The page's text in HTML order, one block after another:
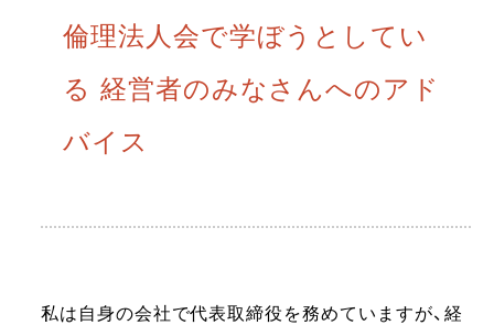
倫理法人会で学ぼうとしてい
る 経営者のみなさんへのアド
バイス
私は自身の会社で代表取締役を務めていますが、経